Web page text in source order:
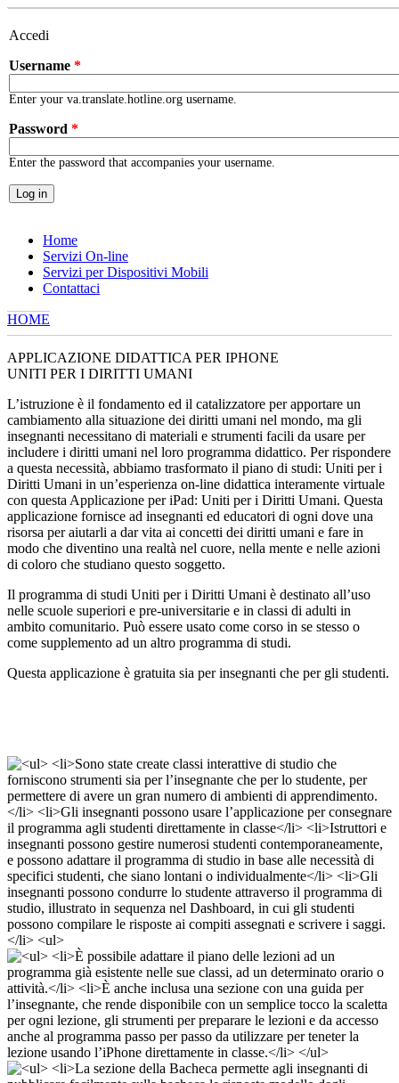
Accedi
Username *
Enter your va.translate.hotline.org username.
Password *
Enter the password that accompanies your username.
Home
Servizi On-line
Servizi per Dispositivi Mobili
Contattaci
YOU ARE HERE
HOME
APPLICAZIONE DIDATTICA PER IPHONE
UNITI PER I DIRITTI UMANI
L’istruzione è il fondamento ed il catalizzatore per apportare un
cambiamento alla situazione dei diritti umani nel mondo, ma gli
insegnanti necessitano di materiali e strumenti facili da usare per
includere i diritti umani nel loro programma didattico. Per rispondere
a questa necessità, abbiamo trasformato il piano di studi: Uniti per i
Diritti Umani in un’esperienza on-line didattica interamente virtuale
con questa Applicazione per iPad: Uniti per i Diritti Umani. Questa
applicazione fornisce ad insegnanti ed educatori di ogni dove una
risorsa per aiutarli a dar vita ai concetti dei diritti umani e fare in
modo che diventino una realtà nel cuore, nella mente e nelle azioni
di coloro che studiano questo soggetto.
Il programma di studi Uniti per i Diritti Umani è destinato all’uso
nelle scuole superiori e pre-universitarie e in classi di adulti in
ambito comunitario. Può essere usato come corso in se stesso o
come supplemento ad un altro programma di studi.
Questa applicazione è gratuita sia per insegnanti che per gli studenti.